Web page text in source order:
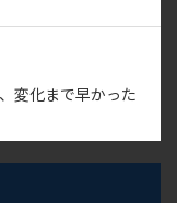
変化まで早かった